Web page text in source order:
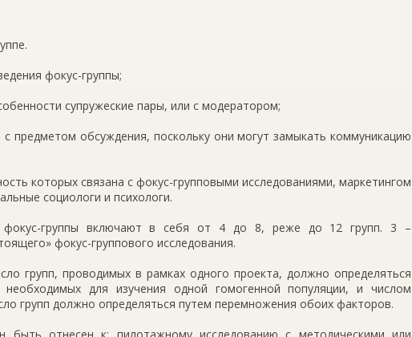
фокус-группы;
супружеские пары, или с модератором;
с предметом обсуждения, поскольку они могут замыкать коммуникацию
которых связана с фокус-групповыми исследованиями, маркетингом
социологи и психологи.
фокус-группы включают в себя от 4 до 8, реже до 12 групп. 3 –
фокус-группового исследования.
групп, проводимых в рамках одного проекта, должно определяться
для изучения одной гомогенной популяции, и числом
групп должно определяться путем перемножения обоих факторов.